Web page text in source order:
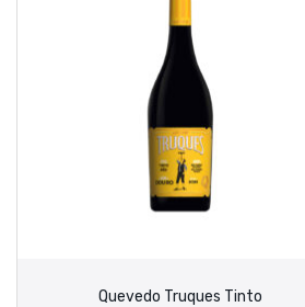
Quevedo Truques Tinto